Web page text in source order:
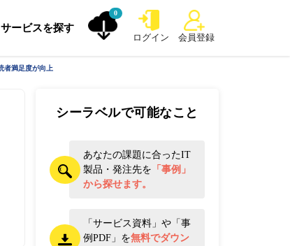
サービスを探す
0
ログイン 会員登録
者満足度が向上
シーラベルで可能なこと
あなたの課題に合ったIT
製品・発注先を 「事例」
から探せます。
「サービス資料」や「事
例PDF」を無料でダウン